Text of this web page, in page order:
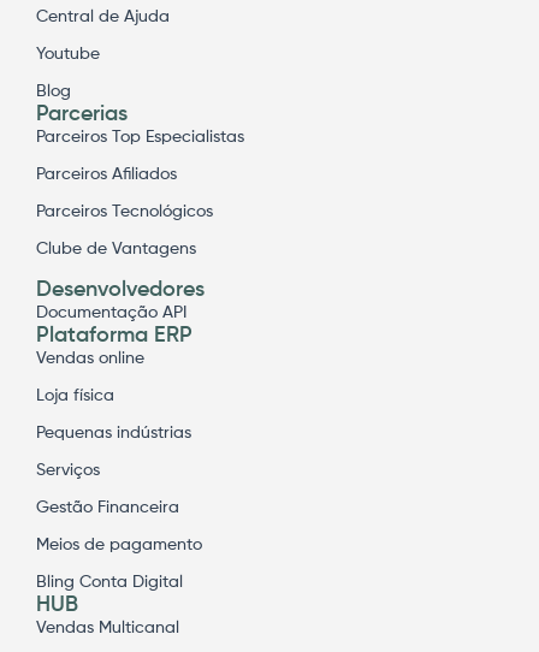
Central de Ajuda
Youtube
Blog
Parcerias
Parceiros Top Especialistas
Parceiros Afiliados
Parceiros Tecnológicos
Clube de Vantagens
Desenvolvedores
Documentação API
Plataforma ERP
Vendas online
Loja física
Pequenas indústrias
Serviços
Gestão Financeira
Meios de pagamento
Bling Conta Digital
HUB
Vendas Multicanal